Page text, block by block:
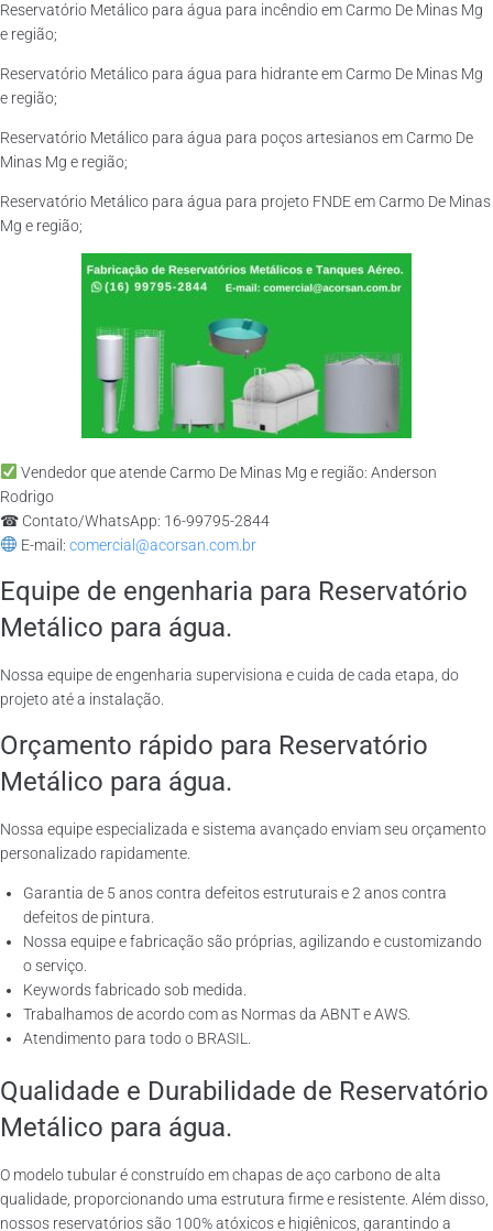
Reservatório Metálico para água para incêndio em Carmo De Minas Mg
e região;
Reservatório Metálico para água para hidrante em Carmo De Minas Mg
e região;
Reservatório Metálico para água para poços artesianos em Carmo De
Minas Mg e região;
Reservatório Metálico para água para projeto FNDE em Carmo De Minas
Mg e região;
Vendedor que atende Carmo De Minas Mg e região: Anderson
Rodrigo
☎ Contato/WhatsApp: 16-99795-2844
E-mail: comercial@acorsan.com.br
Equipe de engenharia para Reservatório
Metálico para água.
Nossa equipe de engenharia supervisiona e cuida de cada etapa, do
projeto até a instalação.
Orçamento rápido para Reservatório
Metálico para água.
Nossa equipe especializada e sistema avançado enviam seu orçamento
personalizado rapidamente.
Garantia de 5 anos contra defeitos estruturais e 2 anos contra
defeitos de pintura.
Nossa equipe e fabricação são próprias, agilizando e customizando
o serviço.
Keywords fabricado sob medida.
Trabalhamos de acordo com as Normas da ABNT e AWS.
Atendimento para todo o BRASIL.
Qualidade e Durabilidade de Reservatório
Metálico para água.
O modelo tubular é construído em chapas de aço carbono de alta
qualidade, proporcionando uma estrutura firme e resistente. Além disso,
nossos reservatórios são 100% atóxicos e higiênicos, garantindo a